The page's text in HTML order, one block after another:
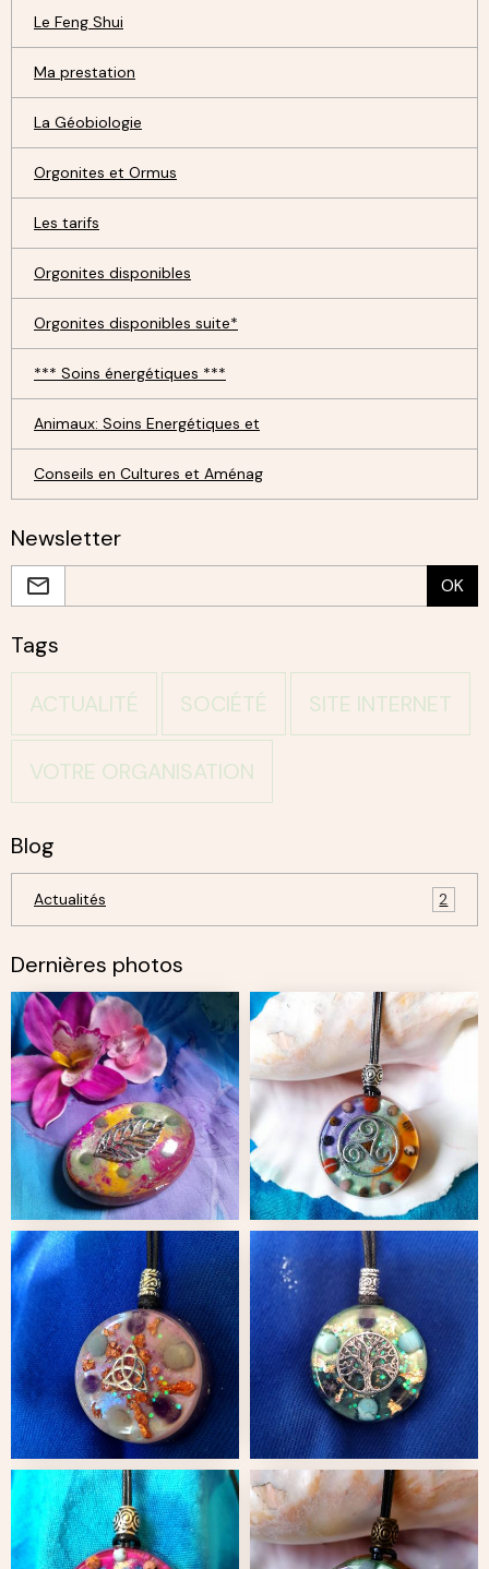
Le Feng Shui
Ma prestation
La Géobiologie
Orgonites et Ormus
Les tarifs
Orgonites disponibles
Orgonites disponibles suite*
*** Soins énergétiques ***
Animaux: Soins Energétiques et
Conseils en Cultures et Aménag
Newsletter
OK
Tags
ACTUALITÉ SOCIÉTÉ SITE INTERNET
VOTRE ORGANISATION
Blog
Actualités 2
Dernières photos